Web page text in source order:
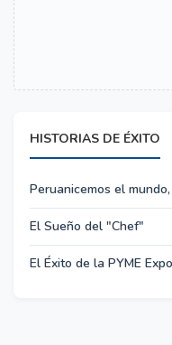
HISTORIAS DE ÉXITO
Peruanicemos el
El Sueño del "Chef"
El Éxito de la PYME